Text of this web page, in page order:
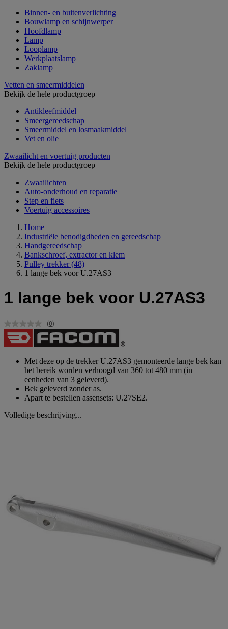
Binnen- en buitenverlichting
Bouwlamp en schijnwerper
Hoofdlamp
Lamp
Looplamp
Werkplaatslamp
Zaklamp
Vetten en smeermiddelen
Bekijk de hele productgroep
Antikleefmiddel
Smeergereedschap
Smeermiddel en losmaakmiddel
Vet en olie
Zwaailicht en voertuig producten
Bekijk de hele productgroep
Zwaailichten
Auto-onderhoud en reparatie
Step en fiets
Voertuig accessoires
Home
Industriële benodigdheden en gereedschap
Handgereedschap
Bankschroef, extractor en klem
Pulley trekker (48)
1 lange bek voor U.27AS3
1 lange bek voor U.27AS3
Geen
scorewaarde.
Dezelfde
(0)
Met deze op de trekker U.27AS3 gemonteerde lange bek kan
het bereik worden verhoogd van 360 tot 480 mm (in
eenheden van 3 geleverd).
Bek geleverd zonder as.
Apart te bestellen assensets: U.27SE2.
Volledige beschrijving...